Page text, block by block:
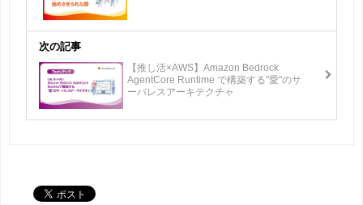
次の記事
【推し活×AWS】Amazon Bedrock
AgentCore Runtime で構築する"愛"のサ
ーバレスアーキテクチャ